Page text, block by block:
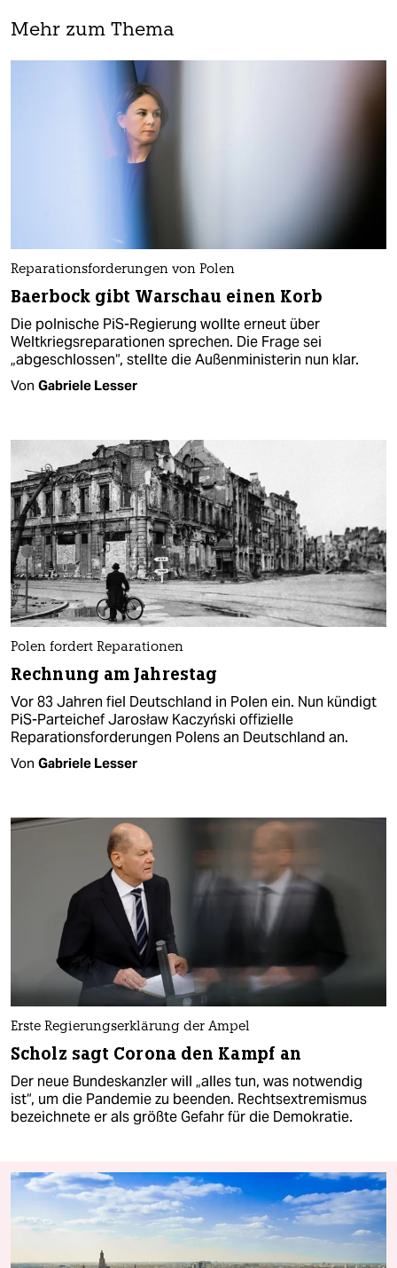
Mehr zum Thema
Reparationsforderungen von Polen
Baerbock gibt Warschau einen Korb
Die polnische PiS-Regierung wollte erneut über
Weltkriegsreparationen sprechen. Die Frage sei
„abgeschlossen“, stellte die Außenministerin nun klar.
Von Gabriele Lesser
Polen fordert Reparationen
Rechnung am Jahrestag
Vor 83 Jahren fiel Deutschland in Polen ein. Nun kündigt
PiS-Parteichef Jarosław Kaczyński offizielle
Reparationsforderungen Polens an Deutschland an.
Von Gabriele Lesser
Erste Regierungserklärung der Ampel
Scholz sagt Corona den Kampf an
Der neue Bundeskanzler will „alles tun, was notwendig
ist“, um die Pandemie zu beenden. Rechtsextremismus
bezeichnete er als größte Gefahr für die Demokratie.